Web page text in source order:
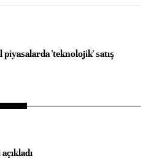
piyasalarda 'teknolojik' satış